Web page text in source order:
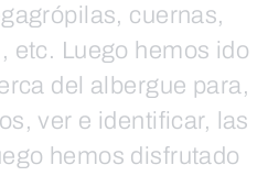
cuernas,
etc. Luego hemos ido
del albergue para,
ver e identificar, las
hemos disfrutado